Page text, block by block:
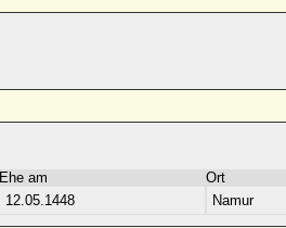
Ehe am
Ort
12.05.1448 Namur